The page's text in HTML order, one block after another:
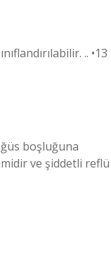
..
boşluğuna
ve şiddetli reflü